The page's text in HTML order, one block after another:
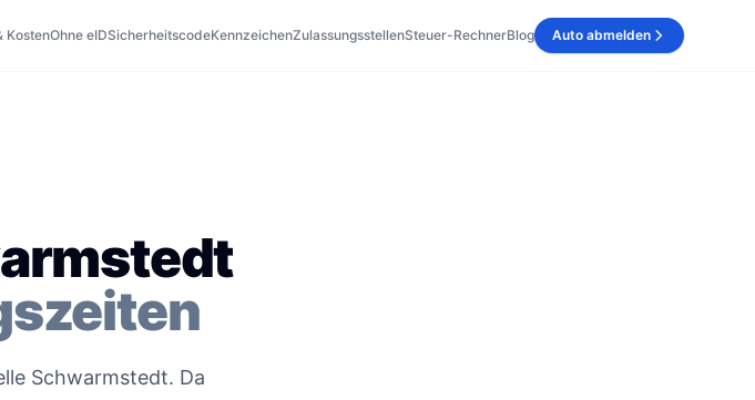
KostenOhne eIDSicherheitscodeKennzeichenZulassungsstellenSteuer-RechnerBlog Auto abmelden
Schwarmstedt. Da